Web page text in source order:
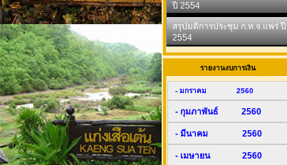
ปี 2554
สรุปมติการประชุม ก.ท.จ.แพร่ ปี
2554
รายงานงบการเงิน
- มกราคม 2560
- กุมภาพันธ์ 2560
- มีนาคม 2560
- เมษายน 2560